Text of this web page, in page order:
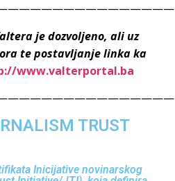
je dozvoljeno, ali uz
te postavljanje linka ka
www.valterportal.ba
TRUST
Inicijative novinarskog